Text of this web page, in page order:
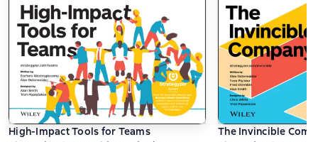
High-Impact Tools for Teams
The Invincible